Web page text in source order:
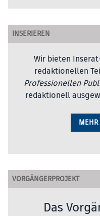
INSERIEREN
Wir bieten
redaktionellen
Professionellen
redaktionell
MEHR
VORGÄNGERPROJEKT
Das